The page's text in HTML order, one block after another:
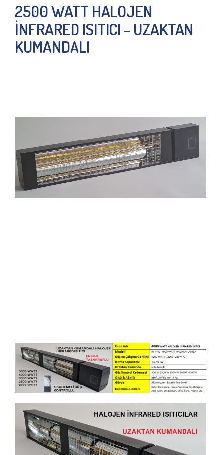
2500 WATT HALOJEN
İNFRARED ISITICI - UZAKTAN
KUMANDALI